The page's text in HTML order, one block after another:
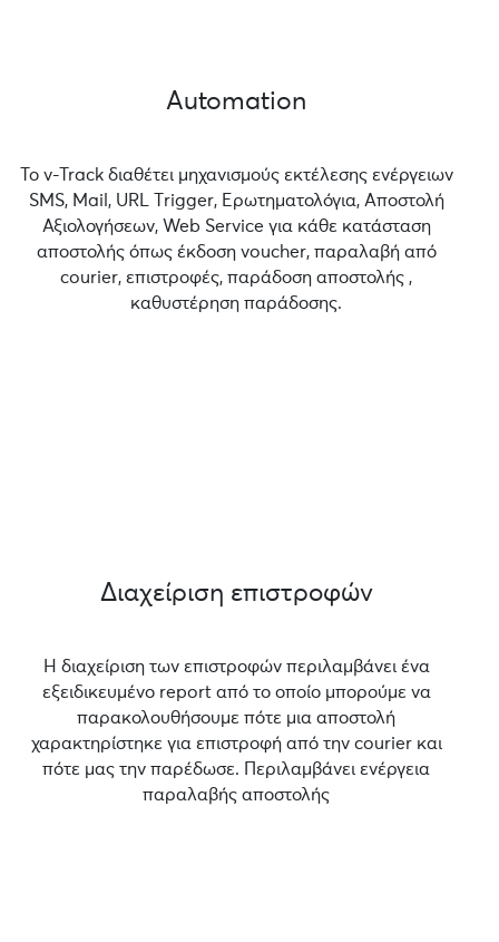
Automation
Το v-Track διαθέτει μηχανισμούς εκτέλεσης ενέργειων
SMS, Mail, URL Τrigger, Ερωτηματολόγια, Αποστολή
Αξιολογήσεων, Web Service για κάθε κατάσταση
αποστολής όπως έκδοση voucher, παραλαβή από
courier, επιστροφές, παράδοση αποστολής ,
καθυστέρηση παράδοσης.
Διαχείριση επιστροφών
Η διαχείριση των επιστροφών περιλαμβάνει ένα
εξειδικευμένο report από το οποίο μπορούμε να
παρακολουθήσουμε πότε μια αποστολή
χαρακτηρίστηκε για επιστροφή από την courier και
πότε μας την παρέδωσε. Περιλαμβάνει ενέργεια
παραλαβής αποστολής